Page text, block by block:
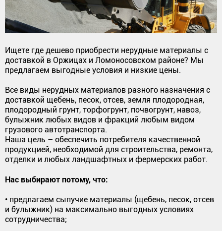
Ищете где дешево приобрести нерудные материалы с
доставкой в Оржицах и Ломоносовском районе? Мы
предлагаем выгодные условия и низкие цены.
Все виды нерудных материалов разного назначения с
доставкой щебень, песок, отсев, земля плодородная,
плодородный грунт, торфогрунт, почвогрунт, навоз,
булыжник любых видов и фракций любым видом
грузового автотранспорта.
Наша цель – обеспечить потребителя качественной
продукцией, необходимой для строительства, ремонта,
отделки и любых ландшафтных и фермерских работ.
Нас выбирают потому, что:
• предлагаем сыпучие материалы (щебень, песок, отсев
и булыжник) на максимально выгодных условиях
сотрудничества;